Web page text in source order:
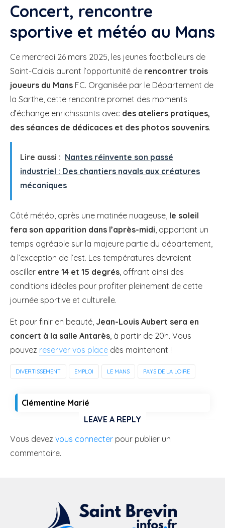
Concert, rencontre
sportive et météo au Mans
Ce mercredi 26 mars 2025, les jeunes footballeurs de
Saint-Calais auront l’opportunité de rencontrer trois
joueurs du Mans FC. Organisée par le Département de
la Sarthe, cette rencontre promet des moments
d’échange enrichissants avec des ateliers pratiques,
des séances de dédicaces et des photos souvenirs.
Lire aussi : Nantes réinvente son passé
industriel : Des chantiers navals aux créatures
mécaniques
Côté météo, après une matinée nuageuse, le soleil
fera son apparition dans l’après-midi , apportant un
temps agréable sur la majeure partie du département,
à l’exception de l’est. Les températures devraient
osciller entre 14 et 15 degrés , offrant ainsi des
conditions idéales pour profiter pleinement de cette
journée sportive et culturelle.
Et pour finir en beauté, Jean-Louis Aubert sera en
concert à la salle Antarès , à partir de 20h. Vous
pouvez reserver vos place dès maintenant !
DIVERTISSEMENT EMPLOI LE MANS PAYS DE LA LOIRE
Clémentine Marié
LEAVE A REPLY
Vous devez vous connecter pour publier un
commentaire.